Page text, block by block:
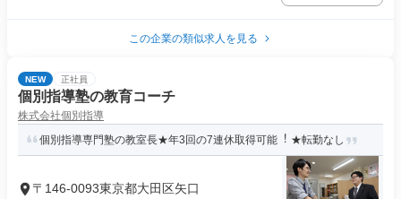
この企業の類似求人を見る
NEW 正社員
個別指導塾の教育コーチ
株式会社個別指導
個別指導専門塾の教室長★年3回の7連休取得可能︕ ★転勤なし
〒146-0093東京都大田区矢口